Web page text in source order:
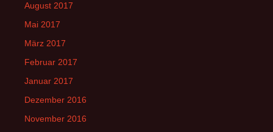
August 2017
Mai 2017
März 2017
Februar 2017
Januar 2017
Dezember 2016
November 2016